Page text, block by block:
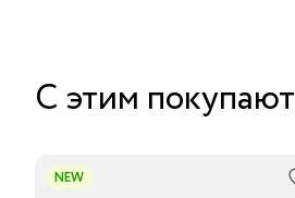
С этим покупают
NEW